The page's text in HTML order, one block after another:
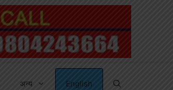
अन्य English